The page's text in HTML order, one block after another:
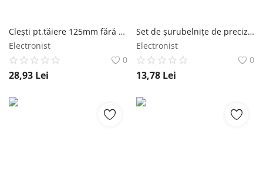
Cleşti pt.tăiere 125mm fără faţetă SMT ELECTRONIC TECHNOLOGY LIMITED
Electronist
0
28,93 Lei
Set de șurubelnițe de precizie 25 în 1 Bigstren
Electronist
0
13,78 Lei